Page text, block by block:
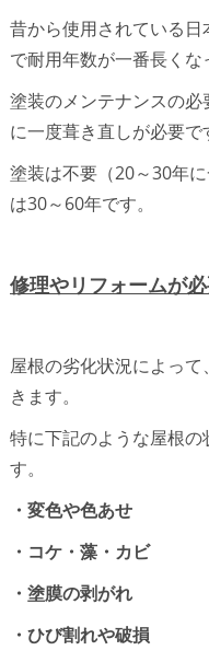
昔から使用されている
で耐用年数が一番長くな
塗装のメンテナンスの
に一度葺き直しが必要で
塗装は不要（20～30年
は30～60年です。
修理やリフォームが
屋根の劣化状況によっ
きます。
特に下記のような屋根
す。
・変色や色あせ
・コケ・藻・カビ
・塗膜の剥がれ
・ひび割れや破損